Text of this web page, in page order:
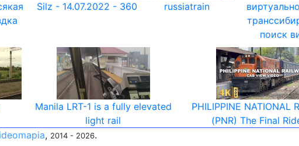
Silz - 14.07.2022 - 360 russiatrain
поиск
Manila LRT-1 is a fully elevated
light rail
PHILIPPINE NATIONAL
(PNR) The Final
, 2014 - 2026.